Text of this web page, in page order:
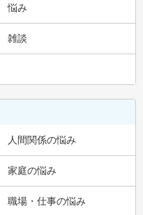
悩み
雑談
人間関係の悩み
家庭の悩み
職場・仕事の悩み